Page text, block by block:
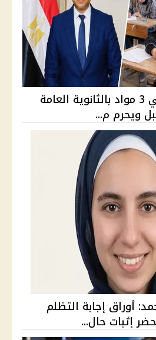
التعليم: الراسب في 3 مواد بالثانوية العامة
ويحرم م...
ريم محمد: أوراق إجابة التظلم
إثبات حال...